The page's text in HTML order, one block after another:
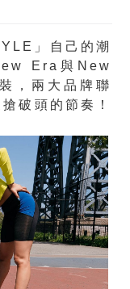
」自己的潮
Era與New
，兩大品牌聯
破頭的節奏！